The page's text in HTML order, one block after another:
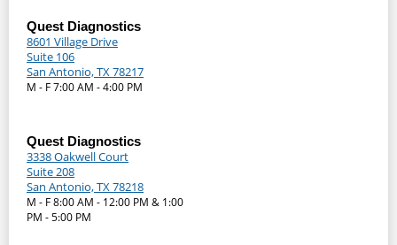
Quest Diagnostics
8601 Village Drive
Suite 106
San Antonio, TX 78217
M - F 7:00 AM - 4:00 PM
Quest Diagnostics
3338 Oakwell Court
Suite 208
San Antonio, TX 78218
M - F 8:00 AM - 12:00 PM & 1:00
PM - 5:00 PM